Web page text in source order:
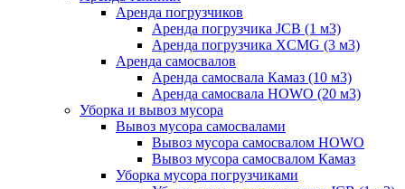
Аренда погрузчиков
Аренда погрузчика JCB (1 м3)
Аренда погрузчика XCMG (3 м3)
Аренда самосвалов
Аренда самосвала Камаз (10 м3)
Аренда самосвала HOWO (20 м3)
Уборка и вывоз мусора
Вывоз мусора самосвалами
Вывоз мусора самосвалом HOWO
Вывоз мусора самосвалом Камаз
Уборка мусора погрузчиками